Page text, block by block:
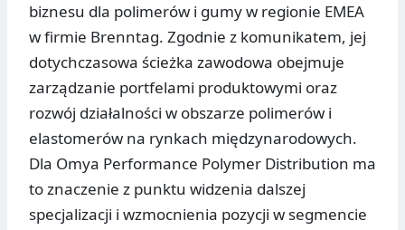
biznesu dla polimerów i gumy w regionie EMEA
w firmie Brenntag. Zgodnie z komunikatem, jej
dotychczasowa ścieżka zawodowa obejmuje
zarządzanie portfelami produktowymi oraz
rozwój działalności w obszarze polimerów i
elastomerów na rynkach międzynarodowych.
Dla Omya Performance Polymer Distribution ma
to znaczenie z punktu widzenia dalszej
specjalizacji i wzmocnienia pozycji w segmencie